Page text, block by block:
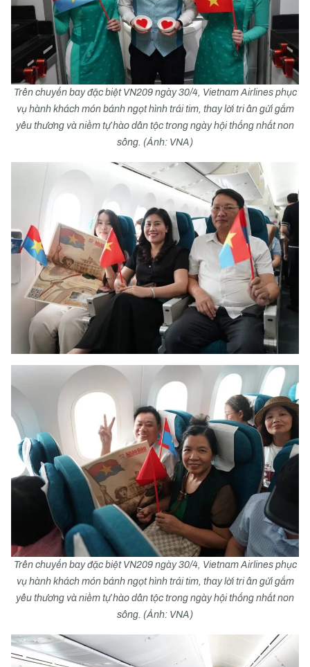
Trên chuyến bay đặc biệt VN209 ngày 30/4, Vietnam Airlines phục
vụ hành khách món bánh ngọt hình trái tim, thay lời tri ân gửi gắm
yêu thương và niềm tự hào dân tộc trong ngày hội thống nhất non
sông. (Ảnh: VNA)
Trên chuyến bay đặc biệt VN209 ngày 30/4, Vietnam Airlines phục
vụ hành khách món bánh ngọt hình trái tim, thay lời tri ân gửi gắm
yêu thương và niềm tự hào dân tộc trong ngày hội thống nhất non
sông. (Ảnh: VNA)